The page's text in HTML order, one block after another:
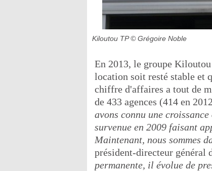
Kiloutou TP © Grégoire Noble
En 2013, le groupe
location soit resté stable et
chiffre d'affaires a tout de
de 433 agences (414 en
avons connu une
survenue en 2009 faisant
Maintenant, nous sommes
président-directeur général
permanente, il évolue de